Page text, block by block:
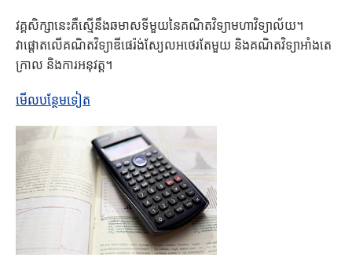
វគ្គសិក្សានេះគឺស្មើនឹងឆមាសទីមួយនៃគណិតវិទ្យាមហាវិទ្យាល័យ។
វាផ្តោតលើគណិតវិទ្យាឌីផេរ៉ង់ស្យែលអថេរតែមួយ និងគណិតវិទ្យាអាំងតេ
ក្រាល និងការអនុវត្ត។
មើល​បន្ថែមទៀត